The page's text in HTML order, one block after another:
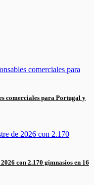
comerciales para Portugal y
con 2.170 gimnasios en 16